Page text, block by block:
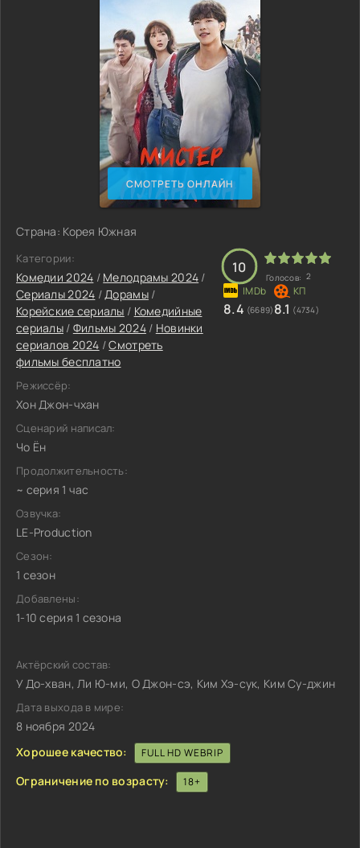
СМОТРЕТЬ ОНЛАЙН
Страна: Корея Южная
Категории:
Комедии 2024 / Мелодрамы 2024 /
Сериалы 2024 /Дорамы/
Корейские сериалы / Комедийные
сериалы/ Фильмы 2024/ Новинки
сериалов 2024 /Смотреть
фильмы бесплатно
Режиссёр:
Хон Джон-чхан
Сценарий написал:
Чо Ён
Продолжительность:
~ серия 1 час
Озвучка:
LE-Production
Сезон:
1 сезон
Добавлены:
1-10 серия 1 сезона
10
Голосов: 2
8.4 (6689) 8.1 (4734)
Актёрский состав:
У До-хван, Ли Ю-ми, О Джон-сэ, Ким Хэ-сук, Ким Су-джин
Дата выхода в мире:
8 ноября 2024
Хорошее качество:
FULL HD WEBRIP
Ограничение по возрасту: 18+